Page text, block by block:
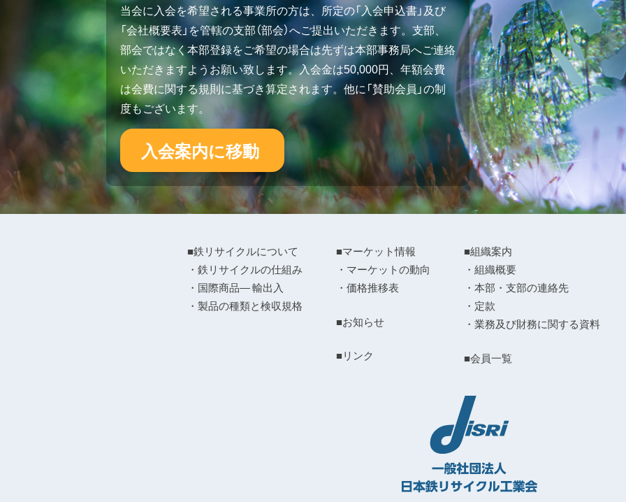
当会に入会を希望される事業所の方は、所定の「入会申込書」及び
「会社概要表」を管轄の支部（部会）へご提出いただきます。支部、
部会ではなく本部登録をご希望の場合は先ずは本部事務局へご連絡
いただきますようお願い致します。入会金は50,000円、年額会費
は会費に関する規則に基づき算定されます。他に「賛助会員」の制
度もございます。
入会案内に移動
■鉄リサイクルについて
・鉄リサイクルの仕組み
・国際商品― 輸出入
・製品の種類と検収規格
■マーケット情報
・マーケットの動向
・価格推移表
■お知らせ
■リンク
■組織案内
・組織概要
・本部・支部の連絡先
・定款
・業務及び財務に関する資料
■会員一覧